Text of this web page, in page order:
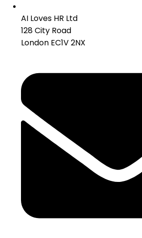
AI Loves HR Ltd
128 City Road
London EC1V 2NX